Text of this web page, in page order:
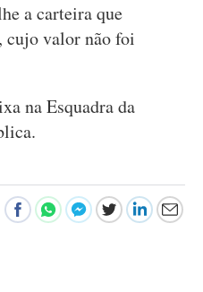
a carteira que
cujo valor não foi
na Esquadra da